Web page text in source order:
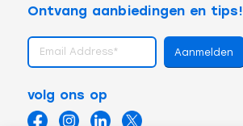
Ontvang aanbiedingen en tips!
volg ons op